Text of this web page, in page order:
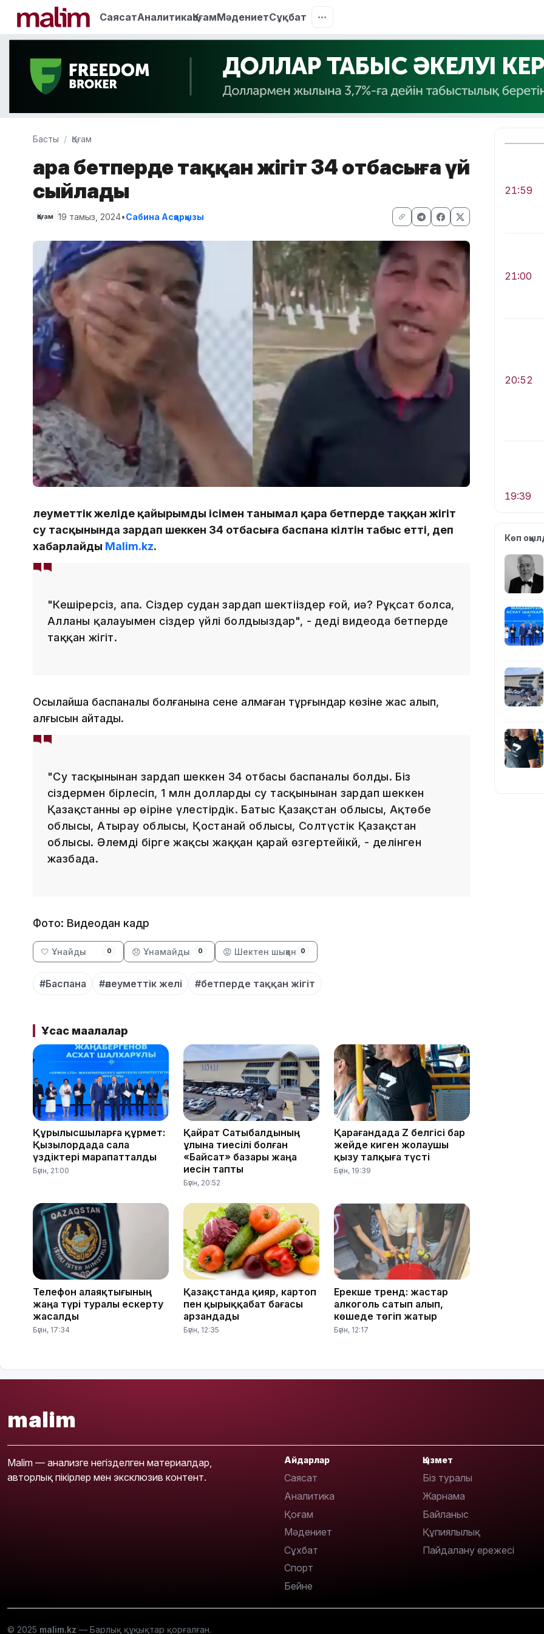
СаясатАналитикаҚоғамМәдениетСұқбат
Басты Қоғам
Қара бетперде таққан жігіт 34 отбасыға үй
сыйлады
Қоғам 19 тамыз, 2024•Сабина Асқарқызы
Әлеуметтік желіде қайырымды ісімен танымал қара бетперде таққан жігіт
су тасқынында зардап шеккен 34 отбасыға баспана кілтін табыс етті, деп
хабарлайды Malim.kz.
"Кешірерсіз, апа. Сіздер судан зардап шектіңіздер ғой, иә? Рұқсат болса,
Алланың қалауымен сіздер үйлі болдыңыздар", - деді видеода бетперде
таққан жігіт.
Осылайша баспаналы болғанына сене алмаған тұрғындар көзіне жас алып,
алғысын айтады.
"Су тасқынынан зардап шеккен 34 отбасы баспаналы болды. Біз
сіздермен бірлесіп, 1 млн долларды су тасқынынан зардап шеккен
Қазақстанның әр өңіріне үлестірдік. Батыс Қазақстан облысы, Ақтөбе
облысы, Атырау облысы, Қостанай облысы, Солтүстік Қазақстан
облысы. Әлемді бірге жақсы жаққан қарай өзгертейікй, - делінген
жазбада.
Фото: Видеодан кадр
🤍 Ұнайды 0 😞 Ұнамайды 0 😡 Шектен шыққан 0
#Баспана #әлеуметтік желі #бетперде таққан жігіт
Ұқсас мақалалар
Құрылысшыларға құрмет:
Қызылордада сала
үздіктері марапатталды
Бүгін, 21:00
Қайрат Сатыбалдының
ұлына тиесілі болған
«Байсат» базары жаңа
иесін тапты
Бүгін, 20:52
Қарағандада Z белгісі бар
жейде киген жолаушы
қызу талқыға түсті
Бүгін, 19:39
Телефон алаяқтығының
жаңа түрі туралы ескерту
жасалды
Бүгін, 17:34
Қазақстанда қияр, картоп
пен қырыққабат бағасы
арзандады
Бүгін, 12:35
Ерекше тренд: жастар
алкоголь сатып алып,
көшеде төгіп жатыр
Бүгін, 12:17
21:59
21:00
20:52
19:39
17:34
Көп
malim
Malim — анализге негізделген материалдар,
авторлық пікірлер мен эксклюзив контент.
Айдарлар
Саясат
Аналитика
Қоғам
Мәдениет
Сұхбат
Спорт
Бейне
Қызмет
Біз туралы
Жарнама
Байланыс
Құпиялылық
Пайдалану ережесі
© 2025 malim.kz — Барлық құқықтар қорғалған.